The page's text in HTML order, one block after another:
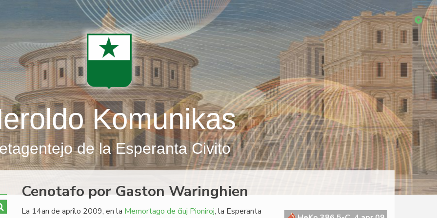
Komunikas
de la Esperanta Civito
Cenotafo por Gaston Waringhien
La 14an de aprilo 2009, en la Memortago de ĉiuj Pioniroj, la Esperanta